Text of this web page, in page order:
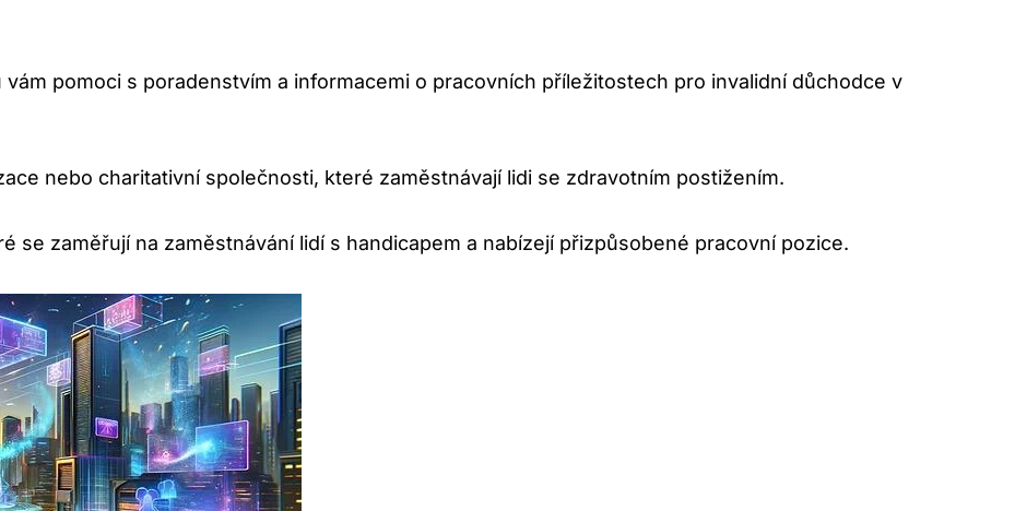
pomoci s poradenstvím a informacemi o pracovních příležitostech pro invalidní důchodce v
nebo charitativní společnosti, které zaměstnávají lidi se zdravotním postižením.
se zaměřují na zaměstnávání lidí s handicapem a nabízejí přizpůsobené pracovní pozice.